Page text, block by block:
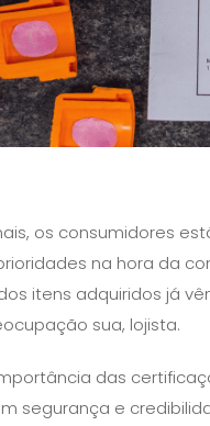
os consumidores
na hora da
itens adquiridos já
sua, lojista.
das
segurança e